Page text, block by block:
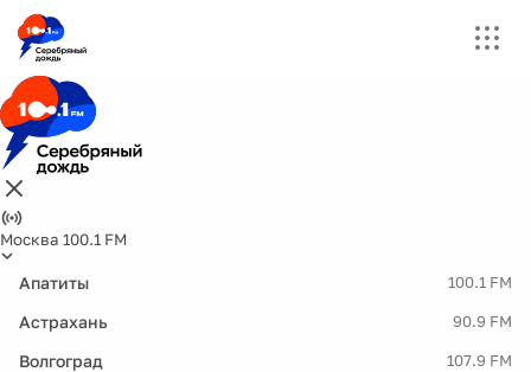
Москва 100.1 FM
Апатиты 100.1 FM
Астрахань 90.9 FM
Волгоград 107.9 FM